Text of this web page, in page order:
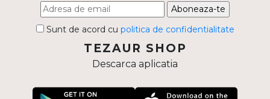
Aboneaza-te
Sunt de acord cu politica de confidentialitate
TEZAUR SHOP
Descarca aplicatia